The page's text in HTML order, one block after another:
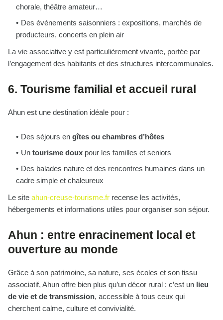
chorale, théâtre amateur…
Des événements saisonniers : expositions, marchés de
producteurs, concerts en plein air
La vie associative y est particulièrement vivante, portée par
l’engagement des habitants et des structures intercommunales.
6. Tourisme familial et accueil rural
Ahun est une destination idéale pour :
Des séjours en gîtes ou chambres d’hôtes
Un tourisme doux pour les familles et seniors
Des balades nature et des rencontres humaines dans un
cadre simple et chaleureux
Le site ahun-creuse-tourisme.fr recense les activités,
hébergements et informations utiles pour organiser son séjour.
Ahun : entre enracinement local et
ouverture au monde
Grâce à son patrimoine, sa nature, ses écoles et son tissu
associatif, Ahun offre bien plus qu’un décor rural : c’est un lieu
de vie et de transmission, accessible à tous ceux qui
cherchent calme, culture et convivialité.